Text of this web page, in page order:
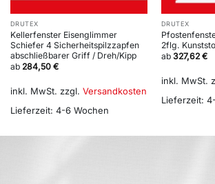
DRUTEX
Kellerfenster Eisenglimmer
Schiefer 4 Sicherheitspilzzapfen
abschließbarer Griff / Dreh/Kipp
ab 284,50 €
inkl. MwSt. zzgl. Versandkosten
Lieferzeit: 4-6 Wochen
DRUTEX
2flg.
ab 327,62 €
inkl. MwSt.
Lieferzeit: